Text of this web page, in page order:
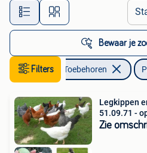
Alle
Bewaar je
Filters
Dieren en Toebehoren
Legkippen
51.09.71 -
Zie